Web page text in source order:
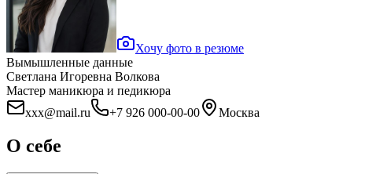
Хочу фото в резюме
Вымышленные данные
Светлана Игоревна Волкова
Мастер маникюра и педикюра
xxx@mail.ru
+7 926 000-00-00 Москва
О себе